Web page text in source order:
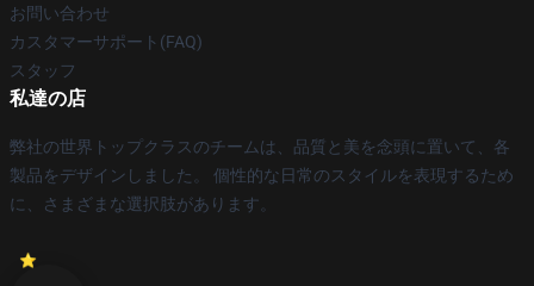
お問い合わせ
カスタマーサポート(FAQ)
スタッフ
私達の店
弊社の世界トップクラスのチームは、品質と美を念頭に置いて、各
製品をデザインしました。 個性的な日常のスタイルを表現するため
に、さまざまな選択肢があります。